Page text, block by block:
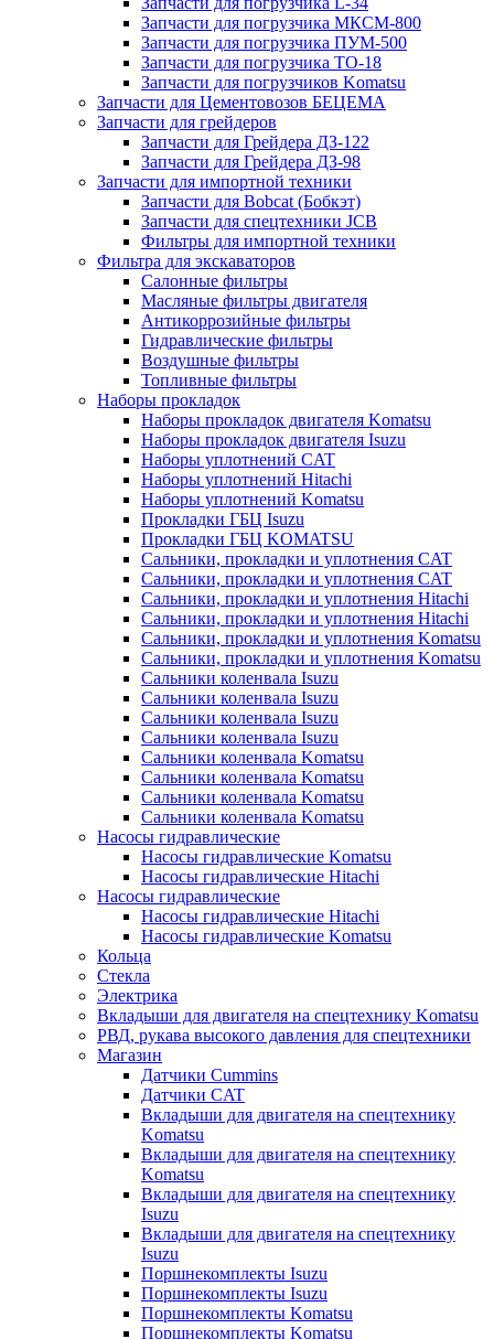
Запчасти для погрузчика МКСМ-800
Запчасти для погрузчика ПУМ-500
Запчасти для погрузчика ТО-18
Запчасти для погрузчиков Komatsu
Запчасти для Цементовозов БЕЦЕМА
Запчасти для грейдеров
Запчасти для Грейдера ДЗ-122
Запчасти для Грейдера ДЗ-98
Запчасти для импортной техники
Запчасти для Bobcat (Бобкэт)
Запчасти для спецтехники JCB
Фильтры для импортной техники
Фильтра для экскаваторов
Салонные фильтры
Масляные фильтры двигателя
Антикоррозийные фильтры
Гидравлические фильтры
Воздушные фильтры
Топливные фильтры
Наборы прокладок
Наборы прокладок двигателя Komatsu
Наборы прокладок двигателя Isuzu
Наборы уплотнений CAT
Наборы уплотнений Hitachi
Наборы уплотнений Komatsu
Прокладки ГБЦ Isuzu
Прокладки ГБЦ KOMATSU
Сальники, прокладки и уплотнения CAT
Сальники, прокладки и уплотнения CAT
Сальники, прокладки и уплотнения Hitachi
Сальники, прокладки и уплотнения Hitachi
Сальники, прокладки и уплотнения Komatsu
Сальники, прокладки и уплотнения Komatsu
Сальники коленвала Isuzu
Сальники коленвала Isuzu
Сальники коленвала Isuzu
Сальники коленвала Isuzu
Сальники коленвала Komatsu
Сальники коленвала Komatsu
Сальники коленвала Komatsu
Сальники коленвала Komatsu
Насосы гидравлические
Насосы гидравлические Komatsu
Насосы гидравлические Hitachi
Насосы гидравлические
Насосы гидравлические Hitachi
Насосы гидравлические Komatsu
Кольца
Стекла
Электрика
Вкладыши для двигателя на спецтехнику Komatsu
РВД, рукава высокого давления для спецтехники
Магазин
Датчики Cummins
Датчики CAT
Вкладыши для двигателя на спецтехнику
Komatsu
Вкладыши для двигателя на спецтехнику
Komatsu
Вкладыши для двигателя на спецтехнику
Isuzu
Вкладыши для двигателя на спецтехнику
Isuzu
Поршнекомплекты Isuzu
Поршнекомплекты Isuzu
Поршнекомплекты Komatsu
Поршнекомплекты Komatsu